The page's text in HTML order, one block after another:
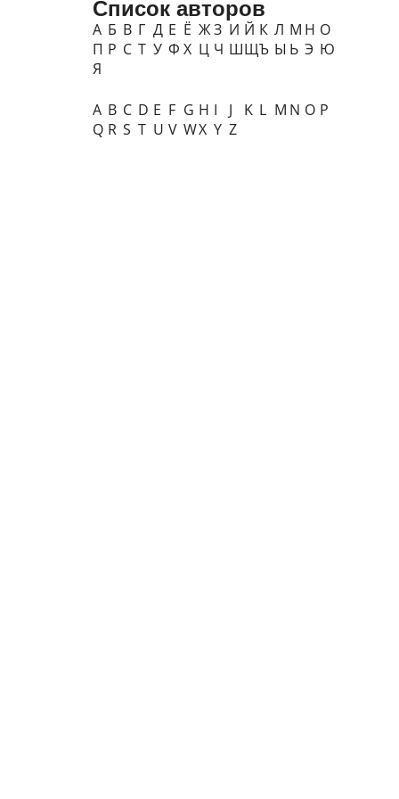
Список авторов
А Б В Г Д Е Ё ЖЗ И Й К Л М Н О
П Р С Т У Ф Х Ц Ч ШЩЪ Ы Ь Э Ю
Я
A B C D E F G H I J K L M N O P
Q R S T U V WX Y Z